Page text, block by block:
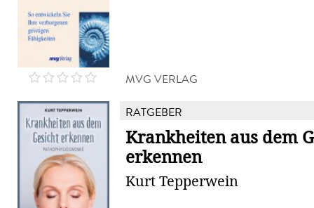
MVG VERLAG
RATGEBER
Krankheiten aus dem
erkennen
Kurt Tepperwein